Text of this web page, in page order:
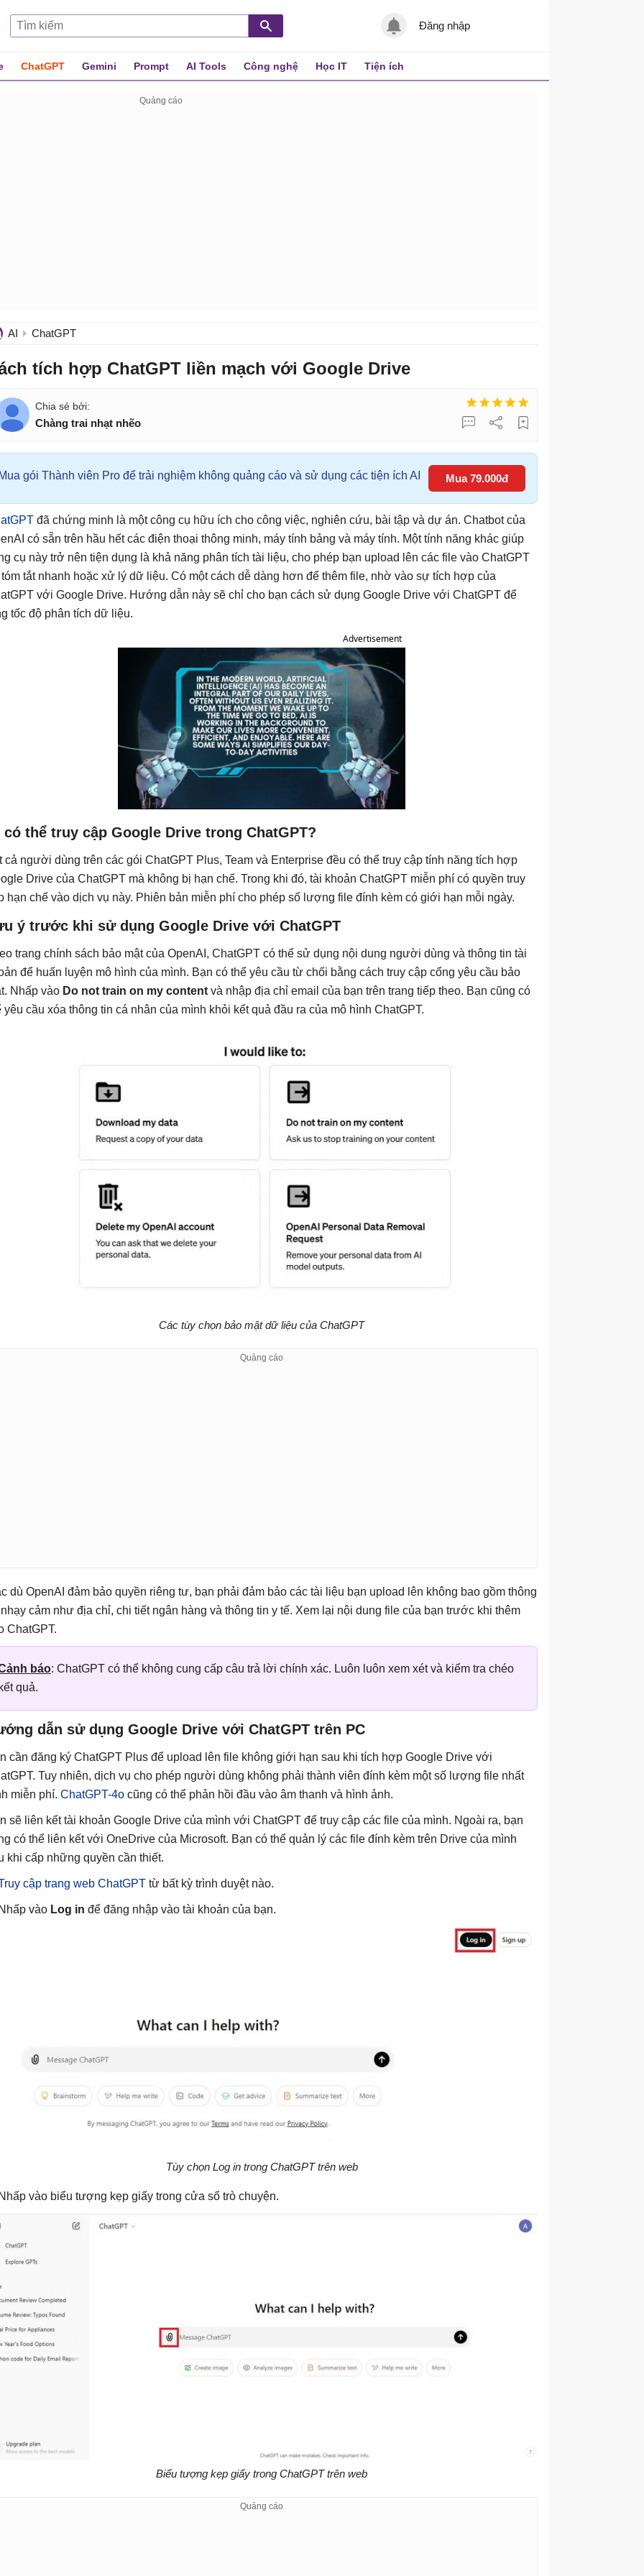
Đăng nhập
ChatGPT Gemini Prompt AI Tools Công nghệ Học IT Tiện ích
AI ChatGPT
tích hợp ChatGPT liền mạch với Google Drive
Chàng trai nhạt nhẽo
gói Thành viên Pro để trải nghiệm không quảng cáo và sử dụng các tiện ích AI Mua 79.000đ
đã chứng minh là một công cụ hữu ích cho công việc, nghiên cứu, bài tập và dự án. Chatbot của
có sẵn trên hầu hết các điện thoại thông minh, máy tính bảng và máy tính. Một tính năng khác giúp
cụ này trở nên tiện dụng là khả năng phân tích tài liệu, cho phép bạn upload lên các file vào ChatGPT
tắt nhanh hoặc xử lý dữ liệu. Có một cách dễ dàng hơn để thêm file, nhờ vào sự tích hợp của
với Google Drive. Hướng dẫn này sẽ chỉ cho bạn cách sử dụng Google Drive với ChatGPT để
tốc độ phân tích dữ liệu.
Advertisement
có thể truy cập Google Drive trong ChatGPT?
cả người dùng trên các gói ChatGPT Plus, Team và Enterprise đều có thể truy cập tính năng tích hợp
Drive của ChatGPT mà không bị hạn chế. Trong khi đó, tài khoản ChatGPT miễn phí có quyền truy
hạn chế vào dịch vụ này. Phiên bản miễn phí cho phép số lượng file đính kèm có giới hạn mỗi ngày.
ý trước khi sử dụng Google Drive với ChatGPT
trang chính sách bảo mật của OpenAI, ChatGPT có thể sử dụng nội dung người dùng và thông tin tài
để huấn luyện mô hình của mình. Bạn có thể yêu cầu từ chối bằng cách truy cập cổng yêu cầu bảo
Nhấp vào Do not train on my content và nhập địa chỉ email của bạn trên trang tiếp theo. Bạn cũng có
yêu cầu xóa thông tin cá nhân của mình khỏi kết quả đầu ra của mô hình ChatGPT.
Các tùy chọn bảo mật dữ liệu của ChatGPT
dù OpenAI đảm bảo quyền riêng tư, bạn phải đảm bảo các tài liệu bạn upload lên không bao gồm thông
cảm như địa chỉ, chi tiết ngân hàng và thông tin y tế. Xem lại nội dung file của bạn trước khi thêm
ChatGPT.
báo: ChatGPT có thể không cung cấp câu trả lời chính xác. Luôn luôn xem xét và kiểm tra chéo
quả.
dẫn sử dụng Google Drive với ChatGPT trên PC
cần đăng ký ChatGPT Plus để upload lên file không giới hạn sau khi tích hợp Google Drive với
Tuy nhiên, dịch vụ cho phép người dùng không phải thành viên đính kèm một số lượng file nhất
miễn phí. ChatGPT-4o cũng có thể phản hồi đầu vào âm thanh và hình ảnh.
sẽ liên kết tài khoản Google Drive của mình với ChatGPT để truy cập các file của mình. Ngoài ra, bạn
có thể liên kết với OneDrive của Microsoft. Bạn có thể quản lý các file đính kèm trên Drive của mình
khi cấp những quyền cần thiết.
cập trang web ChatGPT từ bất kỳ trình duyệt nào.
vào Log in để đăng nhập vào tài khoản của bạn.
Tùy chọn Log in trong ChatGPT trên web
vào biểu tượng kẹp giấy trong cửa sổ trò chuyện.
Biểu tượng kẹp giấy trong ChatGPT trên web